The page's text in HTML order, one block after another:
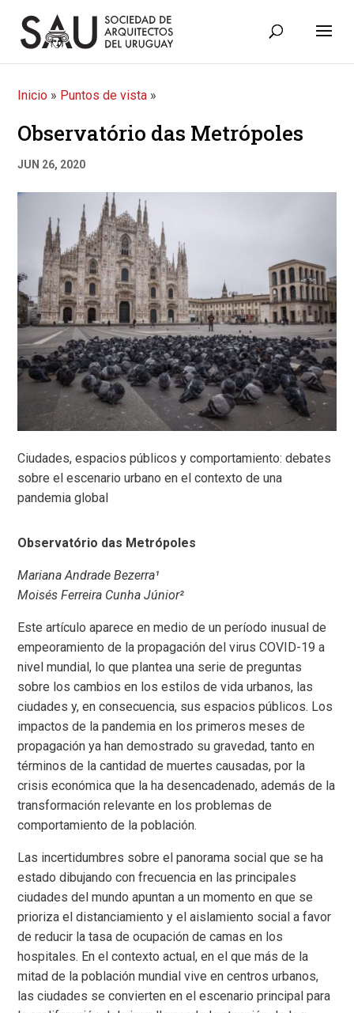
Inicio » Puntos de vista »
Observatório das Metrópoles
JUN 26, 2020
Ciudades, espacios públicos y comportamiento: debates
sobre el escenario urbano en el contexto de una
pandemia global
Observatório das Metrópoles
Mariana Andrade Bezerra¹
Moisés Ferreira Cunha Júnior²
Este artículo aparece en medio de un período inusual de
empeoramiento de la propagación del virus COVID-19 a
nivel mundial, lo que plantea una serie de preguntas
sobre los cambios en los estilos de vida urbanos, las
ciudades y, en consecuencia, sus espacios públicos. Los
impactos de la pandemia en los primeros meses de
propagación ya han demostrado su gravedad, tanto en
términos de la cantidad de muertes causadas, por la
crisis económica que la ha desencadenado, además de la
transformación relevante en los problemas de
comportamiento de la población.
Las incertidumbres sobre el panorama social que se ha
estado dibujando con frecuencia en las principales
ciudades del mundo apuntan a un momento en que se
prioriza el distanciamiento y el aislamiento social a favor
de reducir la tasa de ocupación de camas en los
hospitales. En el contexto actual, en el que más de la
mitad de la población mundial vive en centros urbanos,
las ciudades se convierten en el escenario principal para